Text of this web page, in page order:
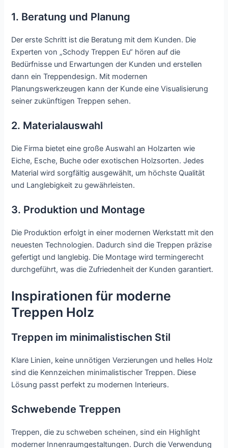
1. Beratung und Planung
Der erste Schritt ist die Beratung mit dem Kunden. Die
Experten von „Schody Treppen Eu“ hören auf die
Bedürfnisse und Erwartungen der Kunden und erstellen
dann ein Treppendesign. Mit modernen
Planungswerkzeugen kann der Kunde eine Visualisierung
seiner zukünftigen Treppen sehen.
2. Materialauswahl
Die Firma bietet eine große Auswahl an Holzarten wie
Eiche, Esche, Buche oder exotischen Holzsorten. Jedes
Material wird sorgfältig ausgewählt, um höchste Qualität
und Langlebigkeit zu gewährleisten.
3. Produktion und Montage
Die Produktion erfolgt in einer modernen Werkstatt mit den
neuesten Technologien. Dadurch sind die Treppen präzise
gefertigt und langlebig. Die Montage wird termingerecht
durchgeführt, was die Zufriedenheit der Kunden garantiert.
Inspirationen für moderne
Treppen Holz
Treppen im minimalistischen Stil
Klare Linien, keine unnötigen Verzierungen und helles Holz
sind die Kennzeichen minimalistischer Treppen. Diese
Lösung passt perfekt zu modernen Interieurs.
Schwebende Treppen
Treppen, die zu schweben scheinen, sind ein Highlight
moderner Innenraumgestaltungen. Durch die Verwendung